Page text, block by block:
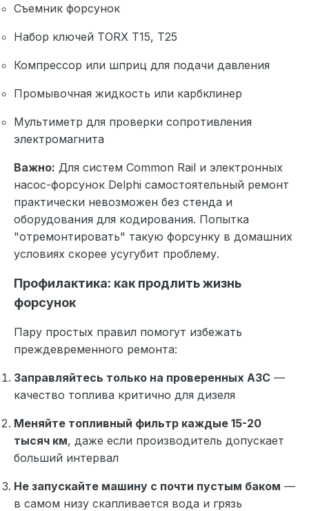
Съемник форсунок
Набор ключей TORX T15, T25
Компрессор или шприц для подачи давления
Промывочная жидкость или карбклинер
Мультиметр для проверки сопротивления
электромагнита
Важно: Для систем Common Rail и электронных
насос-форсунок Delphi самостоятельный ремонт
практически невозможен без стенда и
оборудования для кодирования. Попытка
"отремонтировать" такую форсунку в домашних
условиях скорее усугубит проблему.
Профилактика: как продлить жизнь
форсунок
Пару простых правил помогут избежать
преждевременного ремонта:
Заправляйтесь только на проверенных АЗС —
качество топлива критично для дизеля
Меняйте топливный фильтр каждые 15-20
тысяч км, даже если производитель допускает
больший интервал
Не запускайте машину с почти пустым баком —
в самом низу скапливается вода и грязь